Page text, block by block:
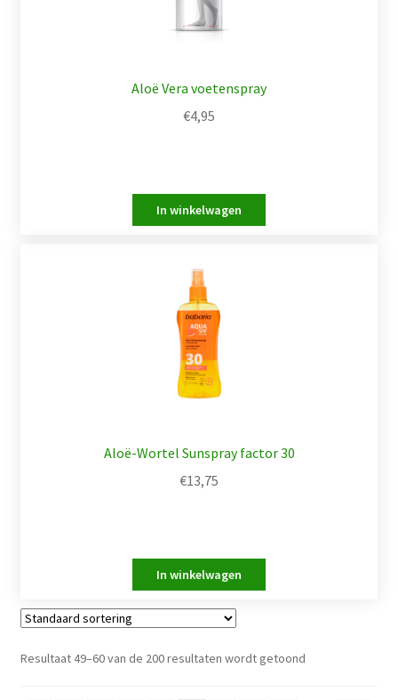
Aloë Vera voetenspray
€4,95
Aloë-Wortel Sunspray factor 30
€13,75
Resultaat 49–60 van de 200 resultaten wordt getoond